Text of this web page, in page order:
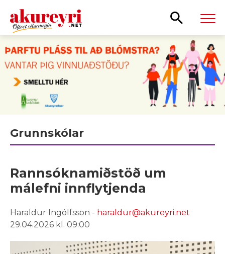
Leita
Grunnskólar
Rannsóknamiðstöð um
málefni innflytjenda
Haraldur Ingólfsson - haraldur@akureyri.net
29.04.2026 kl. 09:00